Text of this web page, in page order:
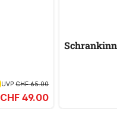
UVPCHF 65.00
CHF 49.00